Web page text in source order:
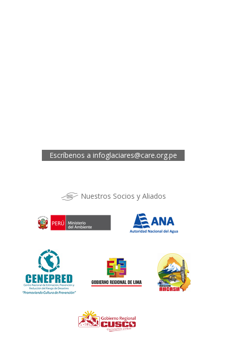
Escríbenos a infoglaciares@care.org.pe
Nuestros Socios y Aliados